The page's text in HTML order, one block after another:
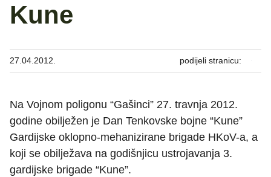
Kune
27.04.2012. podijeli stranicu:
Na Vojnom poligonu “Gašinci” 27. travnja 2012.
godine obilježen je Dan Tenkovske bojne “Kune”
Gardijske oklopno-mehanizirane brigade HKoV-a, a
koji se obilježava na godišnjicu ustrojavanja 3.
gardijske brigade “Kune”.